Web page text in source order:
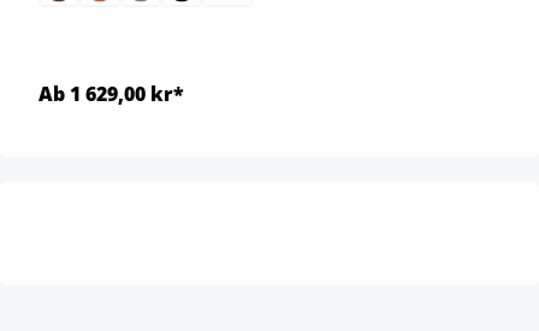
Ab 1 629,00 kr*